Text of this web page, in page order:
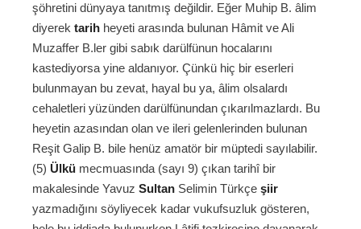
şöhretini dünyaya tanıtmış değildir. Eğer Muhip B. âlim
diyerek tarih heyeti arasında bulunan Hâmit ve Ali
Muzaffer B.ler gibi sabık darülfünun hocalarını
kastediyorsa yine aldanıyor. Çünkü hiç bir eserleri
bulunmayan bu zevat, hayal bu ya, âlim olsalardı
cehaletleri yüzünden darülfünundan çıkarılmazlardı. Bu
heyetin azasından olan ve ileri gelenlerinden bulunan
Reşit Galip B. bile henüz amatör bir müptedi sayılabilir.
(5) Ülkü mecmuasında (sayı 9) çıkan tarihî bir
makalesinde Yavuz Sultan Selimin Türkçe şiir
yazmadığını söyliyecek kadar vukufsuzluk gösteren,